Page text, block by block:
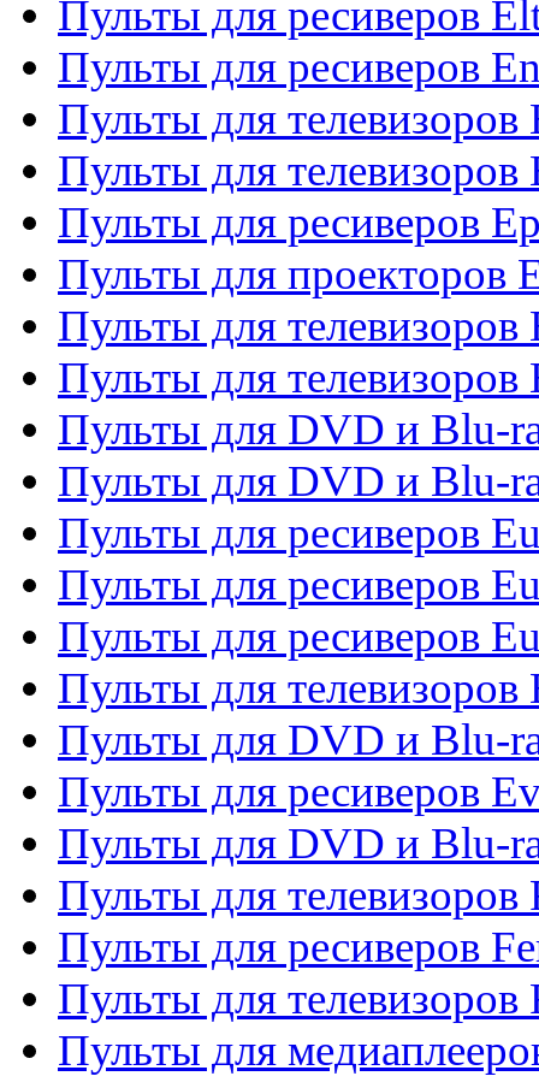
Пульты для ресиверов
Пульты для ресиверов
Пульты для телевизоров
Пульты для телевизоров
Пульты для ресиверов
Пульты для проекторов
Пульты для телевизоров
Пульты для телевизоров
Пульты для DVD и Blu-
Пульты для DVD и Blu-
Пульты для ресиверов
Пульты для ресиверов
Пульты для ресиверов
Пульты для телевизоров
Пульты для DVD и Blu-
Пульты для ресиверов
Пульты для DVD и Blu-
Пульты для телевизоров
Пульты для ресиверов
Пульты для
Пульты для